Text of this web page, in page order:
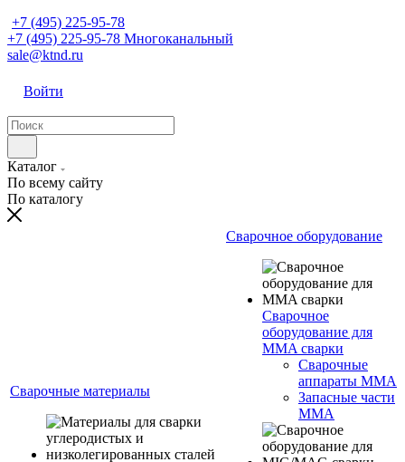
+7 (495) 225-95-78
+7 (495) 225-95-78 Многоканальный
sale@ktnd.ru
Войти
Каталог
По всему сайту
По каталогу
Сварочные материалы
Сварочное оборудование
Сварочное
оборудование для
MMA сварки
Сварочные
аппараты MMA
Запасные части
MMA